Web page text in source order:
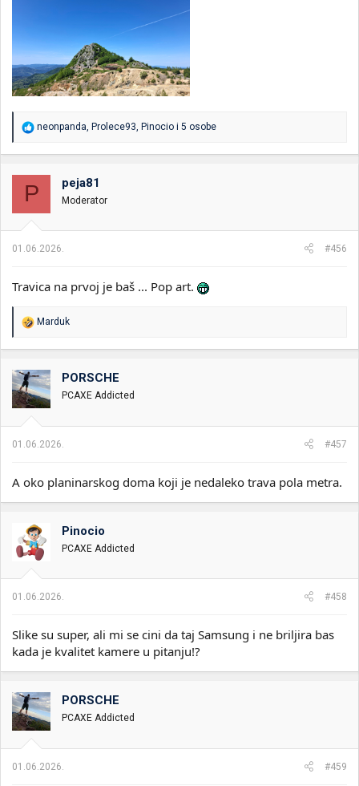
R
o
v
n
:
neonpanda Prolece93 Pinocio i 5 osobe
P peja81
Moderator
01.06.2026. #456
Travica na prvoj je baš ... Pop art.
R
a
o
v
a
n
:
Marduk
PORSCHE
PCAXE Addicted
01.06.2026. #457
A oko planinarskog doma koji je nedaleko trava pola metra.
Pinocio
PCAXE Addicted
01.06.2026. #458
Slike su super, ali mi se cini da taj Samsung i ne briljira bas
kada je kvalitet kamere u pitanju!?
PORSCHE
PCAXE Addicted
01.06.2026. #459